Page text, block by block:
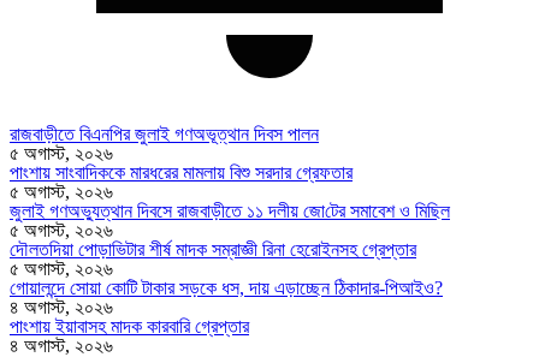
রাজবাড়ীতে বিএন‌পির জুলাই গণঅভূত্থান দিবস পালন
৫ অগাস্ট, ২০২৬
পাংশায় সাংবাদিককে মারধরের মামলায় বিশু সরদার গ্রেফতার
৫ অগাস্ট, ২০২৬
জুলাই গণঅভ্যুত্থান দিবসে রাজবাড়ীতে ১১ দলীয় জো‌টের সমাবেশ ও মি‌ছিল
৫ অগাস্ট, ২০২৬
দৌলতদিয়া পোড়াভিটার শীর্ষ মাদক সম্রাজ্ঞী রিনা হেরোইনসহ গ্রেপ্তার
৫ অগাস্ট, ২০২৬
গোয়ালন্দে সোয়া কোটি টাকার সড়কে ধস, দায় এড়াচ্ছেন ঠিকাদার-পিআইও?
৪ অগাস্ট, ২০২৬
পাংশায় ইয়াবাসহ মাদক কারবারি গ্রেপ্তার
৪ অগাস্ট, ২০২৬